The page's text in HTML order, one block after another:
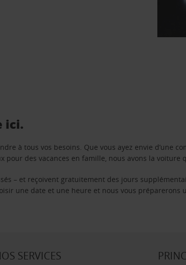
ici.
à tous vos besoins. Que vous ayez envie d’une
pour des vacances en famille, nous avons la voiture
– et reçoivent gratuitement des jours
une date et une heure et nous vous préparerons
SERVICES